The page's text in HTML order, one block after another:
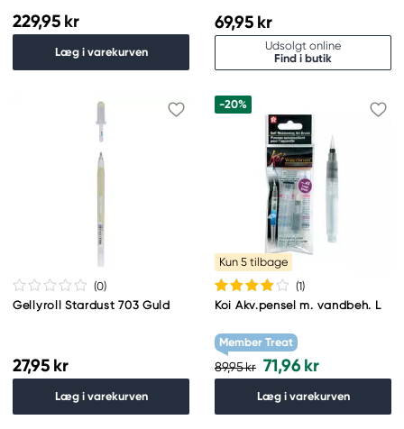
229,95 kr
Læg i varekurven
69,95 kr
Udsolgt online
Find i butik
(0)
Gellyroll Stardust 703 Guld
27,95 kr
Læg i varekurven
-20%
Kun 5 tilbage
(1)
Koi Akv.pensel m. vandbeh. L
Member Treat
89,95 kr 71,96 kr
Læg i varekurven